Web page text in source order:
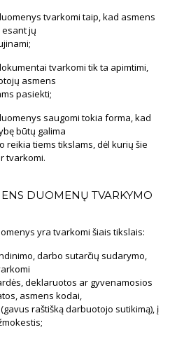
tvarkomi taip, kad asmens
jų
tvarkomi tik ta apimtimi,
asmens
pasiekti;
saugomi tokia forma, kad
būtų galima
reikia tiems tikslams, dėl kurių šie
tvarkomi.
DUOMENŲ TVARKYMO
yra tvarkomi šiais tikslais:
darbo sutarčių sudarymo,
deklaruotos ar gyvenamosios
asmens kodai,
raštišką darbuotojo sutikimą), į